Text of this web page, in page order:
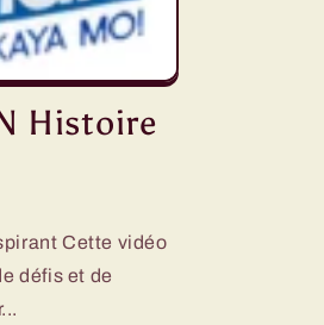
Histoire
Cette vidéo
défis et de